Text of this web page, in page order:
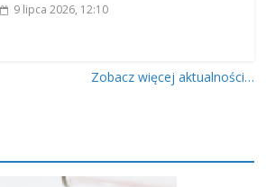
9 lipca 2026, 12:10
Zobacz więcej aktualności…